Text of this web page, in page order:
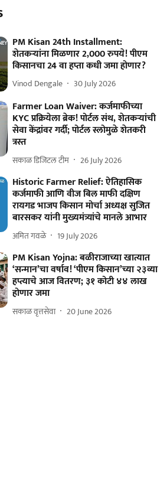
PM Kisan 24th Installment:
शेतकऱ्यांना मिळणार 2,000 रुपये! पीएम
किसानचा 24 वा हप्ता कधी जमा होणार?
Vinod Dengale 30 July 2026
Farmer Loan Waiver: कर्जमाफीच्या
KYC प्रक्रियेला ब्रेक! पोर्टल संथ, शेतकऱ्यांची
सेवा केंद्रांवर गर्दी; पोर्टल स्लोमुळे शेतकरी
त्रस्त
सकाळ डिजिटल टीम 26 July 2026
Historic Farmer Relief: ऐतिहासिक
कर्जमाफी आणि वीज बिल माफी दक्षिण
रायगड भाजप किसान मोर्चा अध्यक्ष सुजित
बारसकर यांनी मुख्यमंत्र्यांचे मानले आभार
अमित गवळे 19 July 2026
PM Kisan Yojna: बळीराजाच्या खात्यात
‘सन्मान’चा वर्षाव! ‘पीएम किसान’च्या २३व्या
हप्त्याचे आज वितरण; ३१ कोटी ४४ लाख
होणार जमा
सकाळ वृत्तसेवा 20 June 2026